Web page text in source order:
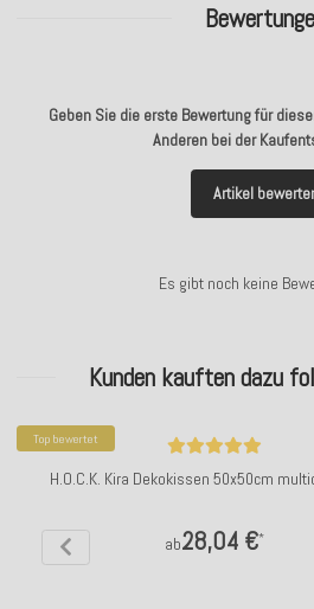
Geben Sie die erste Bewertung für
Anderen bei der
Artikel
Es gibt noch keine
Kunden kauften dazu
Top bewertet
H.O.C.K. Kira Dekokissen 50x50cm
ab28,04 €*